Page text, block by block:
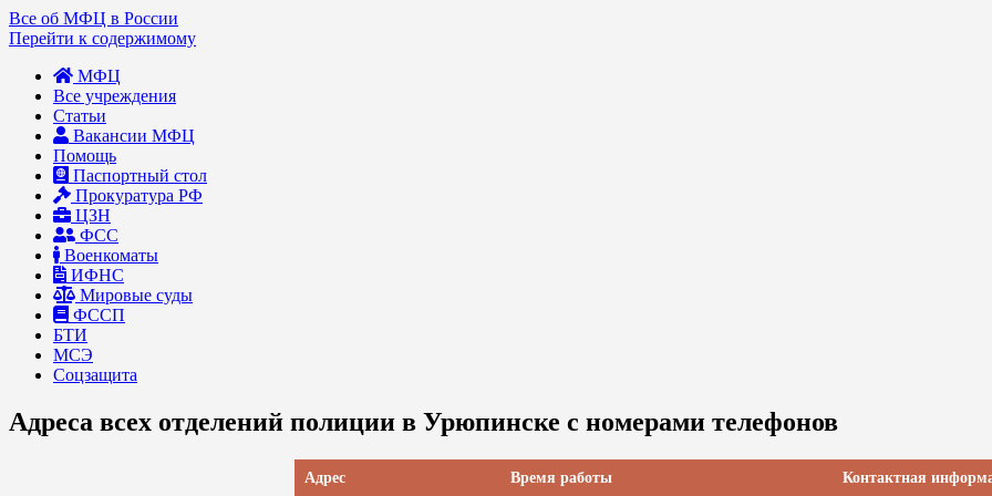
Все об МФЦ в России
Перейти к содержимому
МФЦ
Все учреждения
Статьи
Вакансии МФЦ
Помощь
Паспортный стол
Прокуратура РФ
ЦЗН
ФСС
Военкоматы
ИФНС
Мировые суды
ФССП
БТИ
МСЭ
Соцзащита
Адреса всех отделений полиции в Урюпинске с номерами телефонов
Адрес Время работы Контактная